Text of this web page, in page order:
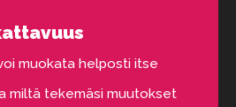
muokata helposti itse
miltä tekemäsi muutokset